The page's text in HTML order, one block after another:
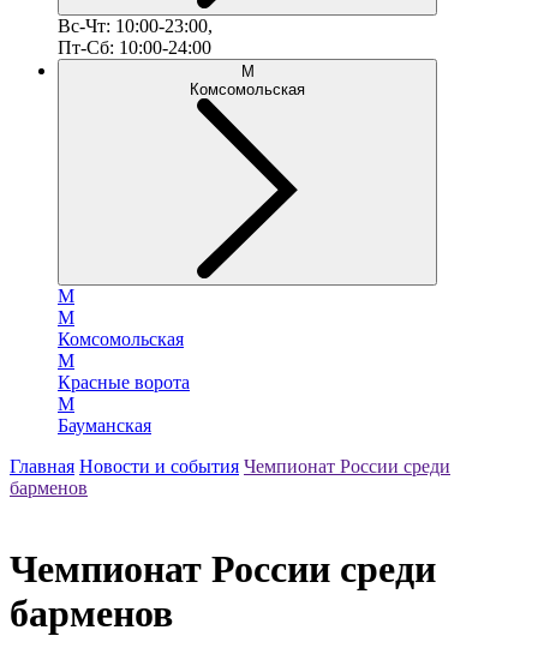
Вс-Чт: 10:00-23:00,
Пт-Сб: 10:00-24:00
М
Комсомольская
М
М
Комсомольская
М
Красные ворота
М
Бауманская
Главная Новости и события Чемпионат России среди
барменов
Чемпионат России среди
барменов